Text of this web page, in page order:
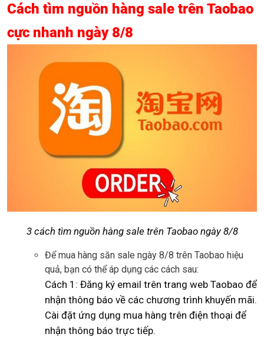
Cách tìm nguồn hàng sale trên Taobao
cực nhanh ngày 8/8
3 cách tìm nguồn hàng sale trên Taobao ngày 8/8
Để mua hàng săn sale ngày 8/8 trên Taobao hiệu
quả, bạn có thể áp dụng các cách sau:
Cách 1: Đăng ký email trên trang web Taobao để
nhận thông báo về các chương trình khuyến mãi.
Cài đặt ứng dụng mua hàng trên điện thoại để
nhận thông báo trực tiếp.